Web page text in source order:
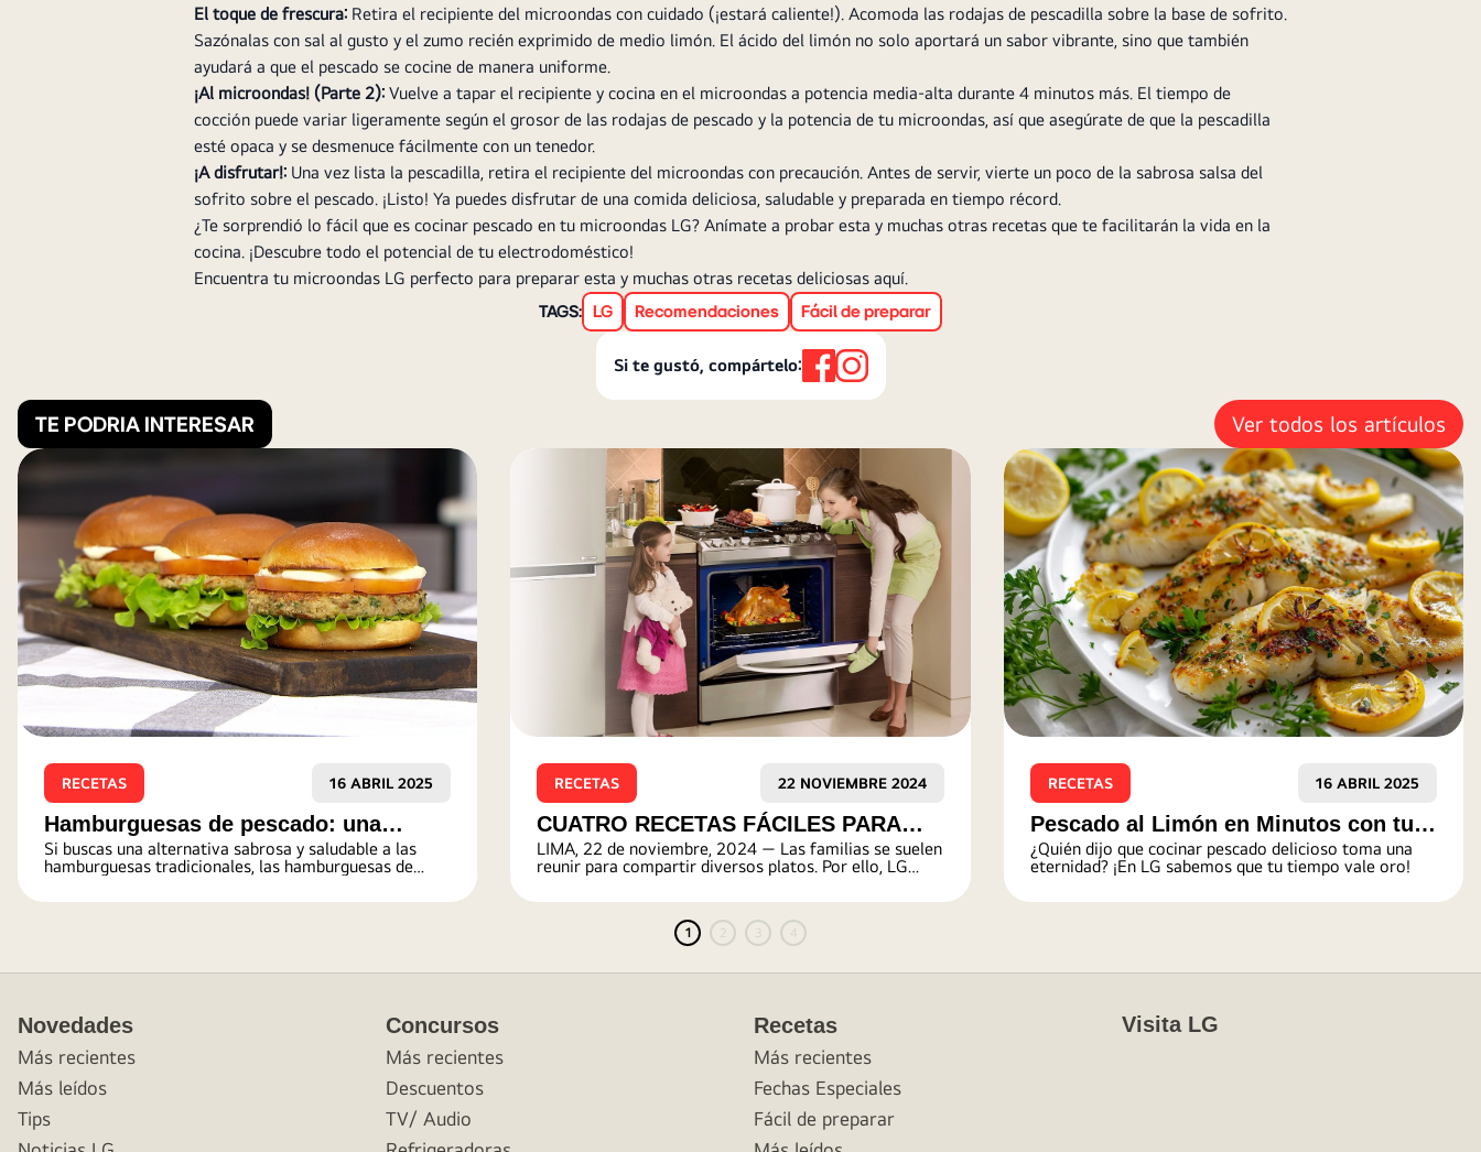
El toque de frescura: Retira el recipiente del microondas con cuidado (¡estará caliente!). Acomoda las rodajas de pescadilla sobre la base de sofrito.
Sazónalas con sal al gusto y el zumo recién exprimido de medio limón. El ácido del limón no solo aportará un sabor vibrante, sino que también
ayudará a que el pescado se cocine de manera uniforme.
¡Al microondas! (Parte 2): Vuelve a tapar el recipiente y cocina en el microondas a potencia media-alta durante 4 minutos más. El tiempo de
cocción puede variar ligeramente según el grosor de las rodajas de pescado y la potencia de tu microondas, así que asegúrate de que la pescadilla
esté opaca y se desmenuce fácilmente con un tenedor.
¡A disfrutar!: Una vez lista la pescadilla, retira el recipiente del microondas con precaución. Antes de servir, vierte un poco de la sabrosa salsa del
sofrito sobre el pescado. ¡Listo! Ya puedes disfrutar de una comida deliciosa, saludable y preparada en tiempo récord.
¿Te sorprendió lo fácil que es cocinar pescado en tu microondas LG? Anímate a probar esta y muchas otras recetas que te facilitarán la vida en la
cocina. ¡Descubre todo el potencial de tu electrodoméstico!
Encuentra tu microondas LG perfecto para preparar esta y muchas otras recetas deliciosas aquí.
TAGS: LG Recomendaciones Fácil de preparar
Si te gustó, compártelo:
TE PODRIA INTERESAR Ver todos los artículos
RECETAS 16 ABRIL 2025
Hamburguesas de pescado: una
opción saludable y deliciosa para toda
Si buscas una alternativa sabrosa y saludable a las
hamburguesas tradicionales, las hamburguesas de
RECETAS 22 NOVIEMBRE 2024
CUATRO RECETAS FÁCILES PARA
PREPARAR EN FAMILIA
LIMA, 22 de noviembre, 2024 — Las familias se suelen
reunir para compartir diversos platos. Por ello, LG
hogar:
RECETAS 16 ABRIL 2025
Pescado al Limón en Minutos con tu
Microondas LG
¿Quién dijo que cocinar pescado delicioso toma una
eternidad? ¡En LG sabemos que tu tiempo vale oro!
1 2 4
Novedades
Más recientes
Más leídos
Tips
Concursos
Más recientes
Descuentos
TV/ Audio
Recetas
Más recientes
Fechas Especiales
Fácil de preparar
Visita LG